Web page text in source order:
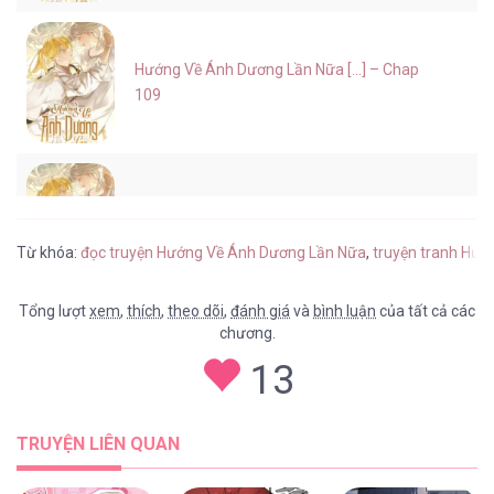
Hướng Về Ánh Dương Lần Nữa [...] – Chap
109
Từ khóa: đọc truyện Hướng Về Ánh Dương Lần Nữa, truyện tranh
Tổng lượtxem, thích, theo dõi, đánh giá và bình luận của tất cả các
chương.
13
TRUYỆN LIÊN QUAN